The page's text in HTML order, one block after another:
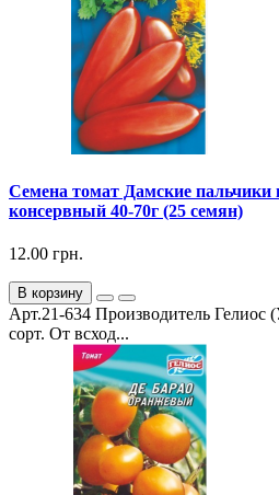
Семена томат Дамские
консервный 40-70г (25 семян)
12.00 грн.
В корзину
Арт.21-634 Производитель Гелиос
сорт. От всход...